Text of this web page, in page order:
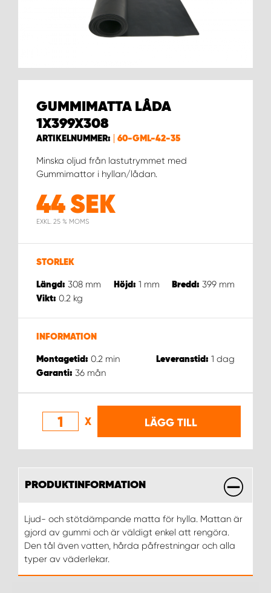
GUMMIMATTA LÅDA
1X399X308
ARTIKELNUMMER: 60-GML-42-35
Minska oljud från lastutrymmet med
Gummimattor i hyllan/lådan.
44SEK
EXKL. 25 % MOMS
STORLEK
Längd: 308 mm Höjd: 1 mm Bredd: 399 mm
Vikt: 0.2 kg
INFORMATION
Montagetid: 0.2 min Leveranstid: 1 dag
Garanti: 36 mån
X LÄGG TILL
PRODUKTINFORMATION
Ljud- och stötdämpande matta för hylla. Mattan är
gjord av gummi och är väldigt enkel att rengöra.
Den tål även vatten, hårda påfrestningar och alla
typer av väderlekar.
WORK SYSTEM HELSINGBORG
WORK SYSTEM JÖNKÖPING
WORK SYSTEM KARLSTAD
WORK SYSTEM KIRUNA
WORK SYSTEM KRISTIANSTAD
WORK SYSTEM LINKÖPING
WORK SYSTEM SKELLEFTEÅ
WORK SYSTEM SKÖVDE
WORK SYSTEM STAFFANSTORP
WORK SYSTEM STOCKHOLM NORR
WORK SYSTEM STOCKHOLM SYD
WORK SYSTEM UMEÅ